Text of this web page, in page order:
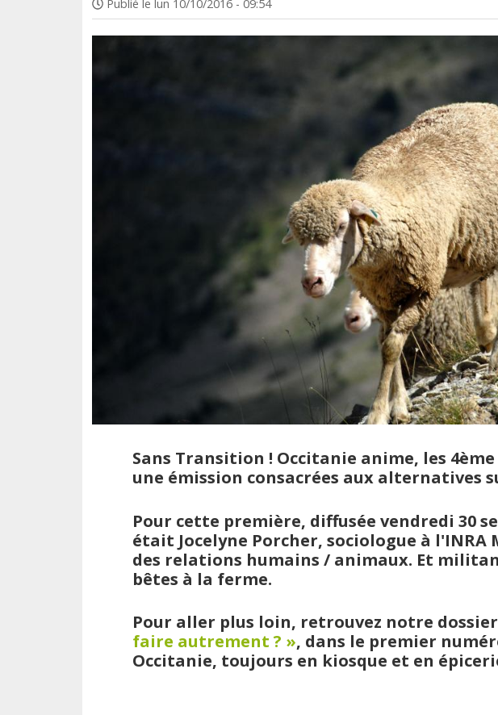
Publié le lun 10/10/2016 - 09:54
Sans Transition ! Occitanie anime, les
une émission consacrées aux alternatives
Pour cette première, diffusée vendredi 30
était Jocelyne Porcher, sociologue à
des relations humains / animaux. Et
bêtes à la ferme.
Pour aller plus loin, retrouvez notre dossier
faire autrement ? », dans le premier
Occitanie, toujours en kiosque et en